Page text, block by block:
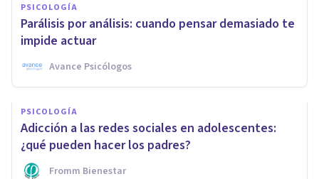
PSICOLOGÍA
Parálisis por análisis: cuando pensar demasiado te
impide actuar
Avance Psicólogos
PSICOLOGÍA
Adicción a las redes sociales en adolescentes:
¿qué pueden hacer los padres?
Fromm Bienestar